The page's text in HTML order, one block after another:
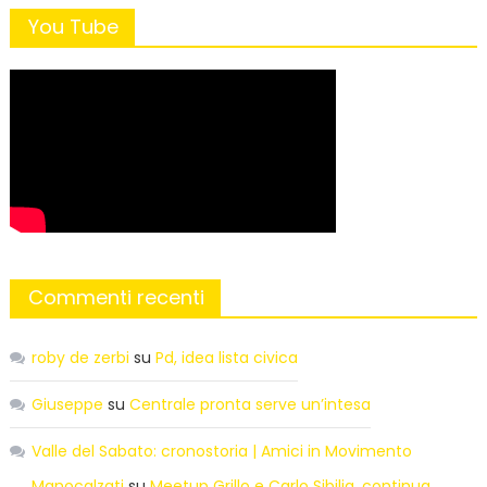
You Tube
Commenti recenti
roby de zerbi su Pd, idea lista civica
Giuseppe su Centrale pronta serve un’intesa
Valle del Sabato: cronostoria | Amici in Movimento